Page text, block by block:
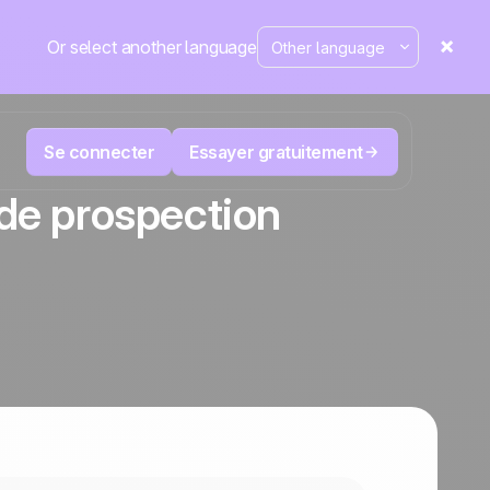
Or select another language
Se connecter Essayer gratuitement
prospection